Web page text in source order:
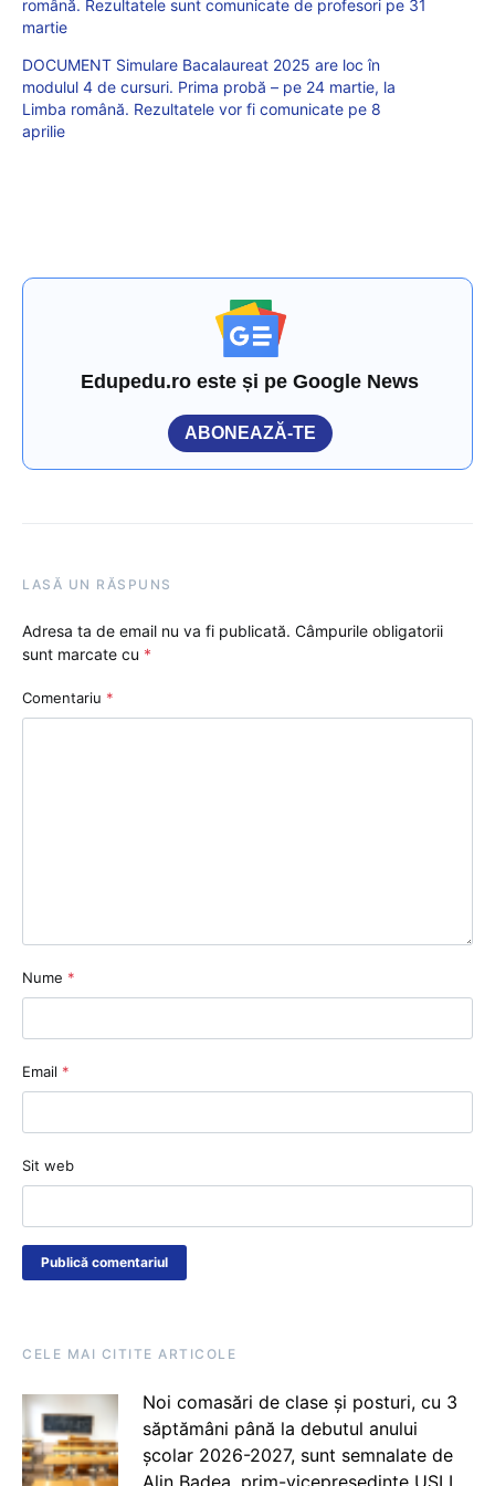
română. Rezultatele sunt comunicate de profesori pe 31
martie
DOCUMENT Simulare Bacalaureat 2025 are loc în
modulul 4 de cursuri. Prima probă – pe 24 martie, la
Limba română. Rezultatele vor fi comunicate pe 8
aprilie
Edupedu.ro este și pe Google News
ABONEAZĂ-TE
LASĂ UN RĂSPUNS
Adresa ta de email nu va fi publicată. Câmpurile obligatorii
sunt marcate cu *
Comentariu *
Nume *
Email *
Sit web
CELE MAI CITITE ARTICOLE
Noi comasări de clase și posturi, cu 3
săptămâni până la debutul anului
școlar 2026-2027, sunt semnalate de